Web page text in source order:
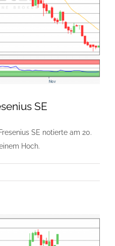
SE
SE notierte am 20.
Hoch.